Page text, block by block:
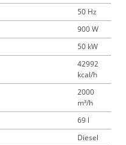
50 Hz
900 W
50 kW
42992
kcal/h
2000
m³/h
69 l
Diesel